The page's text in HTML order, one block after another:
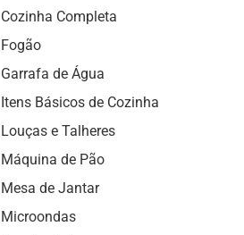
Cozinha Completa
Fogão
Garrafa de Água
Itens Básicos de Cozinha
Louças e Talheres
Máquina de Pão
Mesa de Jantar
Microondas